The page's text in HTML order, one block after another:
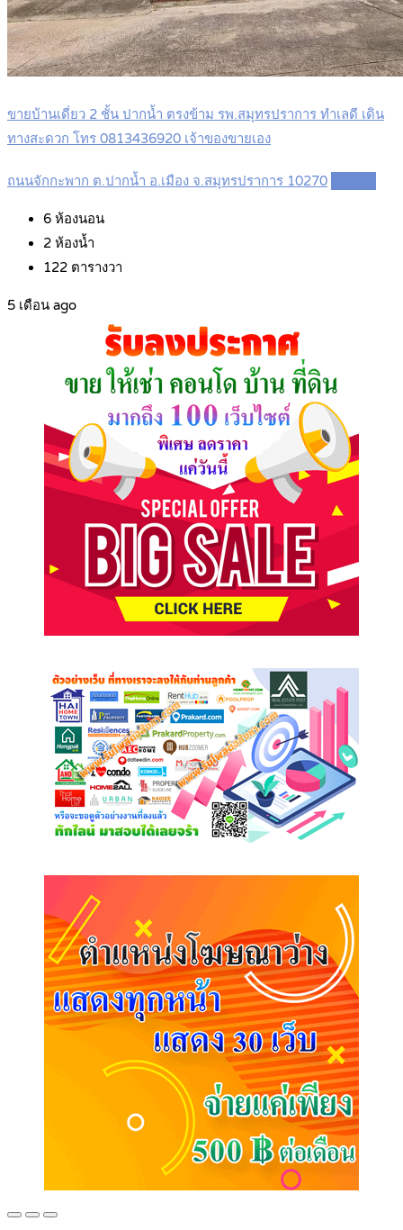
ขายบ้านเดี่ยว 2 ชั้น ปากน้ำ ตรงข้าม รพ.สมุทรปราการ ทำเลดี เดิน
ทางสะดวก โทร 0813436920 เจ้าของขายเอง
ถนนจักกะพาก ต.ปากน้ำ อ.เมือง จ.สมุทรปราการ 10270
6 ห้องนอน
2 ห้องน้ำ
122 ตารางวา
5 เดือน ago